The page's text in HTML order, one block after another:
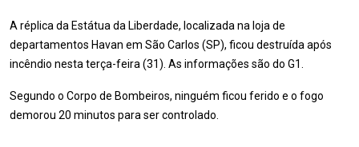
A réplica da Estátua da Liberdade, localizada na loja de
departamentos Havan em São Carlos (SP), ficou destruída após
incêndio nesta terça-feira (31). As informações são do G1.
Segundo o Corpo de Bombeiros, ninguém ficou ferido e o fogo
demorou 20 minutos para ser controlado.